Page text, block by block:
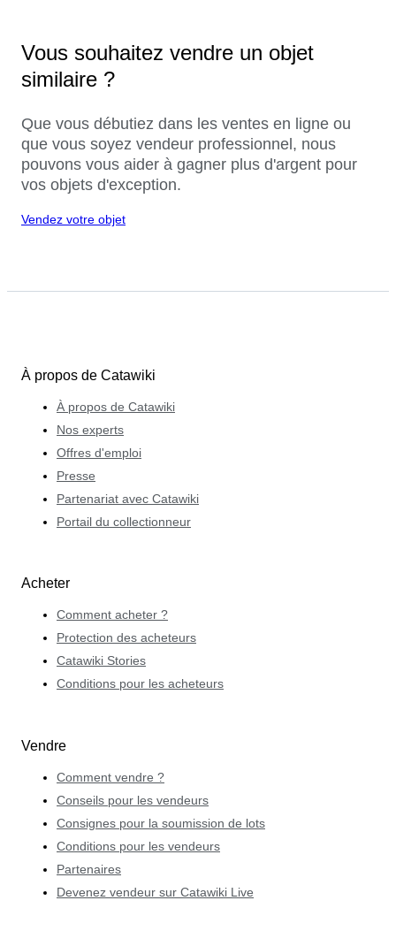
Vous souhaitez vendre un objet
similaire ?
Que vous débutiez dans les ventes en ligne ou
que vous soyez vendeur professionnel, nous
pouvons vous aider à gagner plus d'argent pour
vos objets d'exception.
Vendez votre objet
À propos de Catawiki
À propos de Catawiki
Nos experts
Offres d'emploi
Presse
Partenariat avec Catawiki
Portail du collectionneur
Acheter
Comment acheter ?
Protection des acheteurs
Catawiki Stories
Conditions pour les acheteurs
Vendre
Comment vendre ?
Conseils pour les vendeurs
Consignes pour la soumission de lots
Conditions pour les vendeurs
Partenaires
Devenez vendeur sur Catawiki Live